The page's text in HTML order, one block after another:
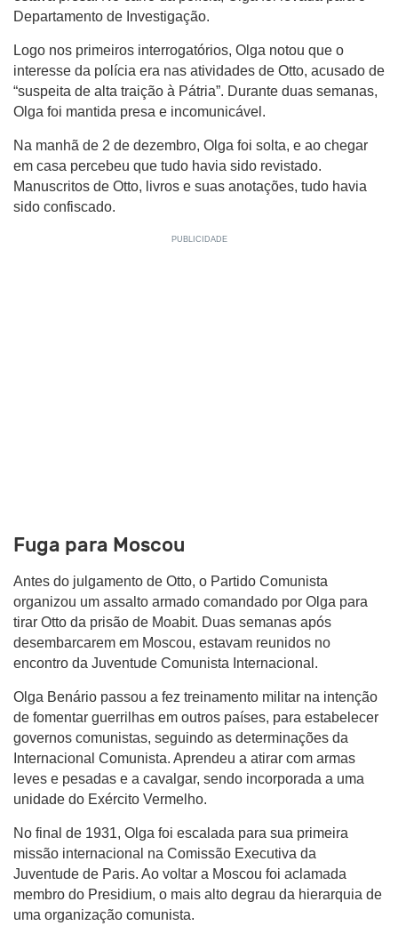
Departamento de Investigação.
Logo nos primeiros interrogatórios, Olga notou que o
interesse da polícia era nas atividades de Otto, acusado de
“suspeita de alta traição à Pátria”. Durante duas semanas,
Olga foi mantida presa e incomunicável.
Na manhã de 2 de dezembro, Olga foi solta, e ao chegar
em casa percebeu que tudo havia sido revistado.
Manuscritos de Otto, livros e suas anotações, tudo havia
sido confiscado.
Fuga para Moscou
Antes do julgamento de Otto, o Partido Comunista
organizou um assalto armado comandado por Olga para
tirar Otto da prisão de Moabit. Duas semanas após
desembarcarem em Moscou, estavam reunidos no
encontro da Juventude Comunista Internacional.
Olga Benário passou a fez treinamento militar na intenção
de fomentar guerrilhas em outros países, para estabelecer
governos comunistas, seguindo as determinações da
Internacional Comunista. Aprendeu a atirar com armas
leves e pesadas e a cavalgar, sendo incorporada a uma
unidade do Exército Vermelho.
No final de 1931, Olga foi escalada para sua primeira
missão internacional na Comissão Executiva da
Juventude de Paris. Ao voltar a Moscou foi aclamada
membro do Presidium, o mais alto degrau da hierarquia de
uma organização comunista.